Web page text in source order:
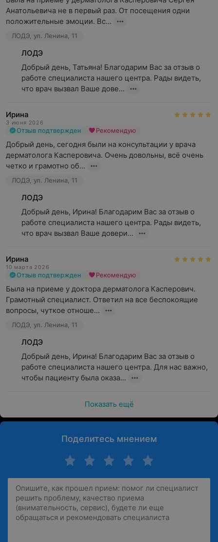
Анатольевича не в первый раз. От посещения одни
положительные эмоции. Вс...
ЛОДЭ, ул. Ленина, 11
ЛОДЭ
Добрый день, Татьяна! Благодарим Вас за отзыв о
работе специалиста нашего центра. Рады видеть,
что врач вызвал Ваше дове...
Ирина
3 июня 2026
Отзыв подтвержден Рекомендую
Добрый день, сегодня были на консультации у врача
дерматолога Касперовича. Очень довольны, всё очень
четко и грамотно об...
ЛОДЭ, ул. Ленина, 11
ЛОДЭ
Добрый день, Ирина! Благодарим Вас за отзыв о
работе специалиста нашего центра. Рады видеть,
что врач вызвал Ваше довери...
Ирина
10 марта 2026
Отзыв подтвержден Рекомендую
Была на приеме у доктора дерматолога Касперович.
Грамотный специалист. Ответил на все беспокоящие
вопросы, чуткое отноше...
ЛОДЭ, ул. Ленина, 11
ЛОДЭ
Добрый день, Ирина! Благодарим Вас за отзыв о
работе специалиста нашего центра. Для нас важно,
чтобы пациенту была оказа...
Показать ещё
Поделитесь мнением